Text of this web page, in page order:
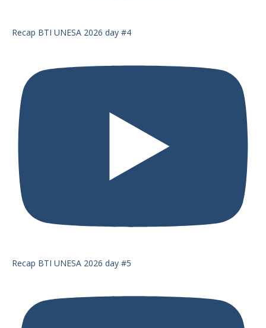
Recap BTI UNESA 2026 day #4
Recap BTI UNESA 2026 day #5